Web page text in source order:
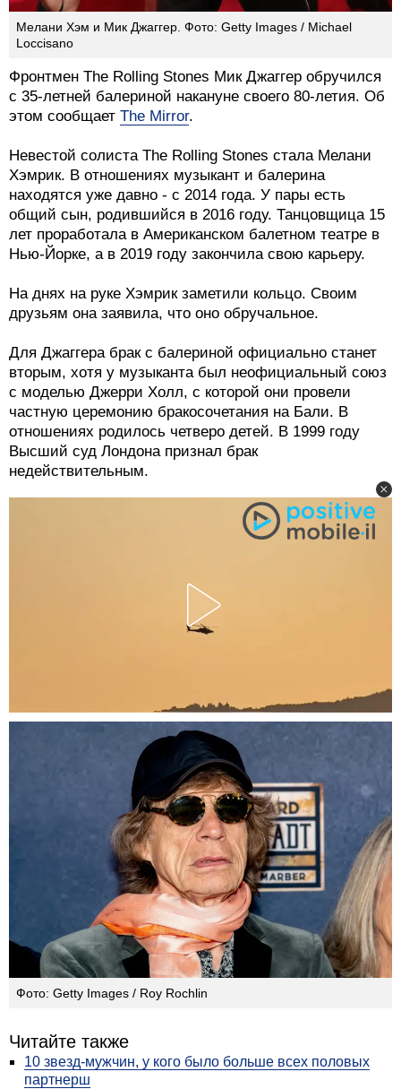
Мелани Хэм и Мик Джаггер. Фото: Getty Images / Michael
Loccisano
Фронтмен The Rolling Stones Мик Джаггер обручился
с 35-летней балериной накануне своего 80-летия. Об
этом сообщает The Mirror.
Невестой солиста The Rolling Stones стала Мелани
Хэмрик. В отношениях музыкант и балерина
находятся уже давно - с 2014 года. У пары есть
общий сын, родившийся в 2016 году. Танцовщица 15
лет проработала в Американском балетном театре в
Нью-Йорке, а в 2019 году закончила свою карьеру.
На днях на руке Хэмрик заметили кольцо. Своим
друзьям она заявила, что оно обручальное.
Для Джаггера брак с балериной официально станет
вторым, хотя у музыканта был неофициальный союз
с моделью Джерри Холл, с которой они провели
частную церемонию бракосочетания на Бали. В
отношениях родилось четверо детей. В 1999 году
Высший суд Лондона признал брак
недействительным.
Фото: Getty Images / Roy Rochlin
Читайте также
10 звезд-мужчин, у кого было больше всех половых
партнерш